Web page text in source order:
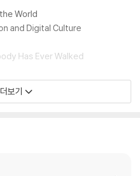
World
and Digital Culture
Has Ever Walked
to the Zenith of Worl
Distribution
and Differences
보기